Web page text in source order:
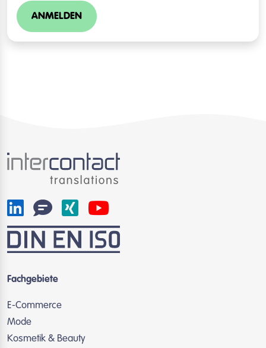
ANMELDEN
Fachgebiete
E-Commerce
Mode
Kosmetik & Beauty